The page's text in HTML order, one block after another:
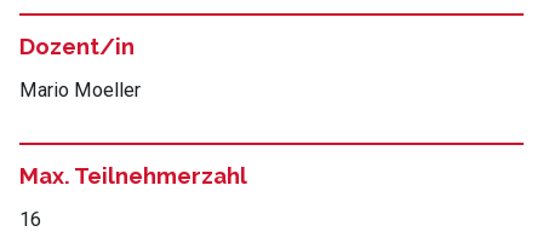
Dozent/in
Mario Moeller
Max. Teilnehmerzahl
16